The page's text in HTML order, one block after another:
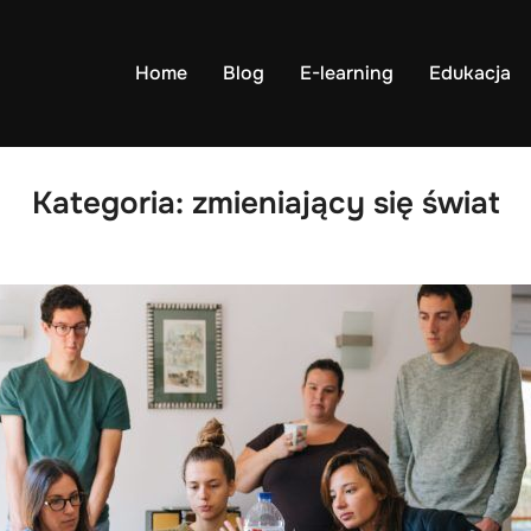
Home Blog E-learning Edukacja
Kategoria: zmieniający się świat